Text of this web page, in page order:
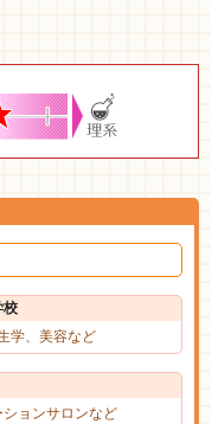
校
学、美容など
ョンサロンなど